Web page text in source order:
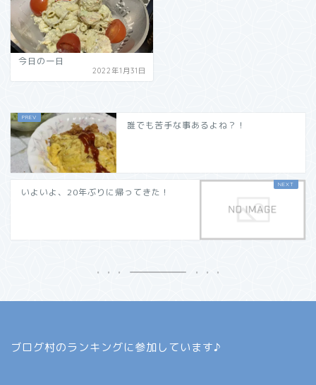
今日の一日
2022年1月31日
誰でも苦手な事あるよね？！
いよいよ、20年ぶりに帰ってきた！
ブログ村のランキングに参加しています♪